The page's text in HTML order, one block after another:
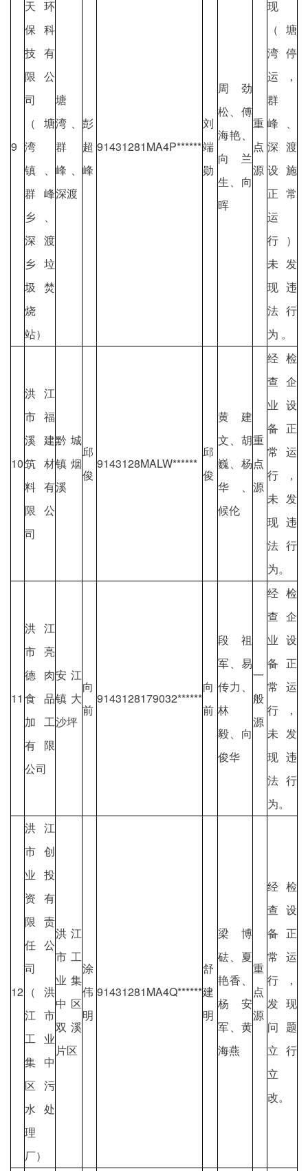
9
天环
保科
技有
限公
司
（塘
湾
镇、
群峰
乡、
深渡
乡垃
圾焚
烧
站）
塘
湾、
群
峰、
深渡
彭
超
峰
91431281MA4P******
刘
端
勋
周劲
松、傅
海艳、
向兰
生、向
晖
重
点
源
现
（塘
湾停
运，
群
峰、
深渡
设施
正常
运
行）
未发
现违
法行
为 。
10
洪江
市福
溪建
筑材
料有
限公
司
黔城
镇烟
溪
邱
俊
9143128MALW******
邱
俊
黄建
文、胡
巍、杨
华、
候伦
重
点
源
经检
查企
业设
备正
常运
行，
未发
现违
法行
为。
11
洪江
市亮
德肉
食品
加工
有限
公司
安江
镇大
沙坪
向
前
9143128179032******
向
前
段祖
军、易
传力、
林
毅、向
俊华
一
般
源
经检
查企
业设
备正
常运
行，
未发
现违
法行
为。
12
洪江
市创
业投
资有
限责
任公
司
（洪
江市
工业
集中
区污
水处
理
厂）
洪江
市工
业集
中区
双溪
片区
涂
伟
明
91431281MA4Q******
舒
建
明
梁博
砝、夏
艳香、
杨安
军、黄
海燕
重
点
源
经检
查设
备正
常运
行，
发现
问题
立行
立
改。